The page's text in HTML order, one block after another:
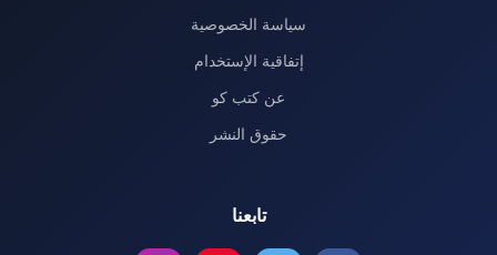
سياسة الخصوصية
إتفاقية الإستخدام
عن كتب كو
حقوق النشر
تابعنا